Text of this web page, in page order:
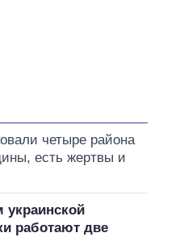
четыре района
есть жертвы и
украинской
работают две